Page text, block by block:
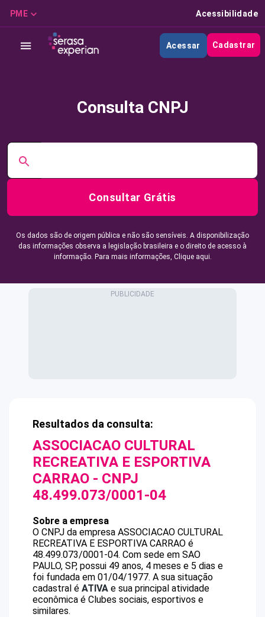
PME Acessibilidade
Acessar Cadastrar
Consulta CNPJ
Consultar Grátis
Os dados são de origem pública e não são sensíveis. A disponibilização
das informações observa a legislação brasileira e o direito de acesso à
informação. Para mais informações, Clique aqui.
Resultados da consulta:
ASSOCIACAO CULTURAL
RECREATIVA E ESPORTIVA
CARRAO - CNPJ
48.499.073/0001-04
Sobre a empresa
O CNPJ da empresa ASSOCIACAO CULTURAL
RECREATIVA E ESPORTIVA CARRAO é
48.499.073/0001-04. Com sede em SAO
PAULO, SP, possui 49 anos, 4 meses e 5 dias e
foi fundada em 01/04/1977. A sua situação
cadastral é ATIVA e sua principal atividade
econômica é Clubes sociais, esportivos e
similares.